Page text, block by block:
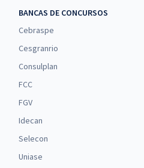
BANCAS DE CONCURSOS
Cebraspe
Cesgranrio
Consulplan
FCC
FGV
Idecan
Selecon
Uniase